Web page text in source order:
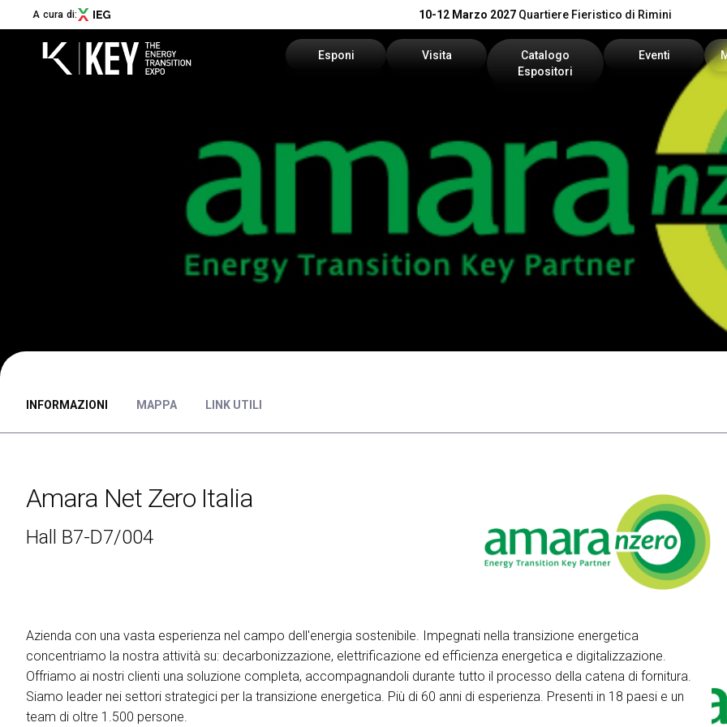
A cura di: 10-12 Marzo 2027 Quartiere Fieristico di Rimini
Esponi
Area riservata espositori
Visita
Biglietti
Info utili
Come arrivare
Catalogo
Espositori
Catalogo DPE
Eventi
Palinsesto
Comitato Tecnico
On Demand
Report
Collaborazioni e partner
Perchè esporre
VISITARE
Info utili visitatori
EVENTI
On Demand
Call for paper
Comitato Tecnico Scientifico
INFORMAZIONI MAPPA LINK UTILI
Amara Net Zero Italia
Hall B7-D7/004
Azienda con una vasta esperienza nel campo dell'energia sostenibile. Impegnati nella transizione energetica
concentriamo la nostra attività su: decarbonizzazione, elettrificazione ed efficienza energetica e digitalizzazione.
Offriamo ai nostri clienti una soluzione completa, accompagnandoli durante tutto il processo della catena di fornitura.
Siamo leader nei settori strategici per la transizione energetica. Più di 60 anni di esperienza. Presenti in 18 paesi e un
team di oltre 1.500 persone.